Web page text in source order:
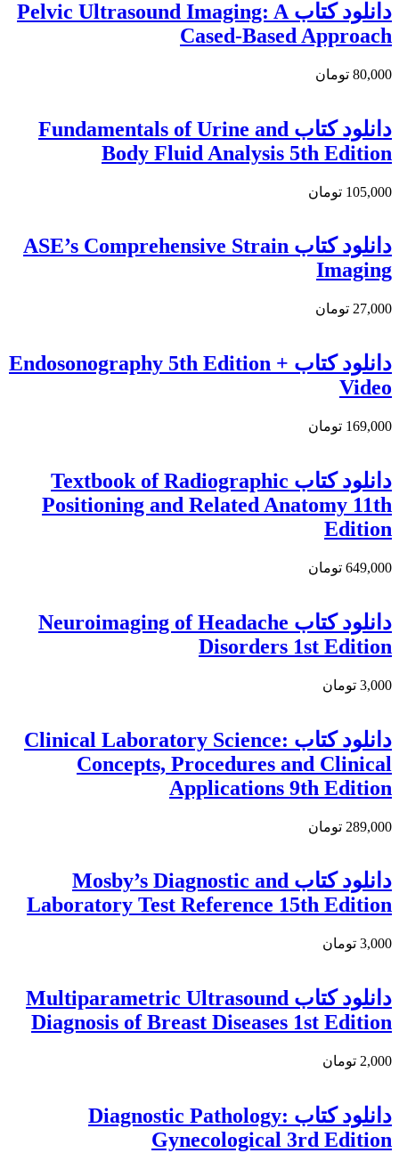
دانلود کتاب Pelvic Ultrasound Imaging: A
Cased-Based Approach
80,000 تومان
دانلود كتاب Fundamentals of Urine and
Body Fluid Analysis 5th Edition
105,000 تومان
دانلود کتاب ASE’s Comprehensive Strain
Imaging
27,000 تومان
دانلود كتاب Endosonography 5th Edition +
Video
169,000 تومان
دانلود کتاب Textbook of Radiographic
Positioning and Related Anatomy 11th
Edition
649,000 تومان
دانلود کتاب Neuroimaging of Headache
Disorders 1st Edition
3,000 تومان
دانلود کتاب Clinical Laboratory Science:
Concepts, Procedures and Clinical
Applications 9th Edition
289,000 تومان
دانلود کتاب Mosby’s Diagnostic and
Laboratory Test Reference 15th Edition
3,000 تومان
دانلود كتاب Multiparametric Ultrasound
Diagnosis of Breast Diseases 1st Edition
2,000 تومان
دانلود كتاب Diagnostic Pathology:
Gynecological 3rd Edition